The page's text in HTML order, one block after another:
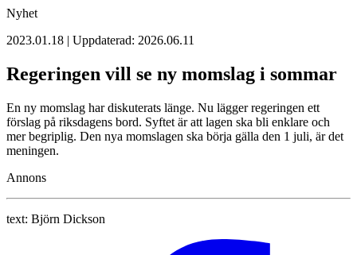
Nyhet
2023.01.18 | Uppdaterad: 2026.06.11
Regeringen vill se ny momslag i sommar
En ny momslag har diskuterats länge. Nu lägger regeringen ett
förslag på riksdagens bord. Syftet är att lagen ska bli enklare och
mer begriplig. Den nya momslagen ska börja gälla den 1 juli, är det
meningen.
Annons
text: Björn Dickson